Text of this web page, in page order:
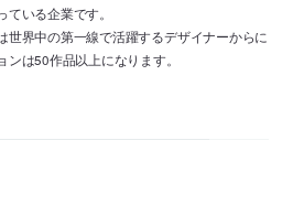
いる企業です。
世界中の第一線で活躍するデザイナーからに
は50作品以上になります。